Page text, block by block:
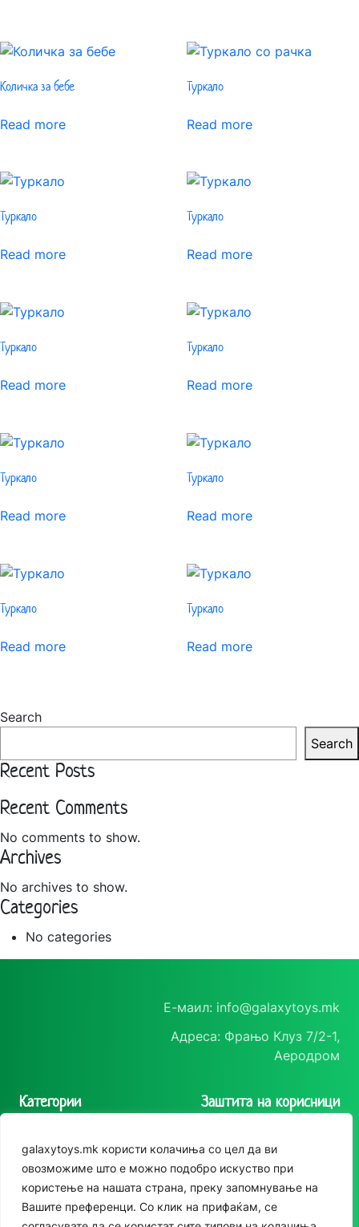
galaxytoys.mk користи колачиња со цел да ви
овозможиме што е можно подобро искуство при
користење на нашата страна, преку запомнување на
Вашите преференци. Со клик на прифаќам, се
Количка за бебе
Read more
Туркало
Read more
Туркало
Read more
Туркало
Read more
Туркало
Read more
Туркало
Read more
Туркало
Read more
Туркало
Read more
Туркало
Read more
Туркало
Read more
Search
Search
Recent Posts
Recent Comments
No comments to show.
Archives
No archives to show.
Categories
No categories
Е-маил: info@galaxytoys.mk
Адреса: Фрањо Клуз 7/2-1,
Аеродром
Категории
Сезонска опрема
Друштвени игри
За двор
Заштита на корисници
приватност
Политика за колачиња
Следете нè